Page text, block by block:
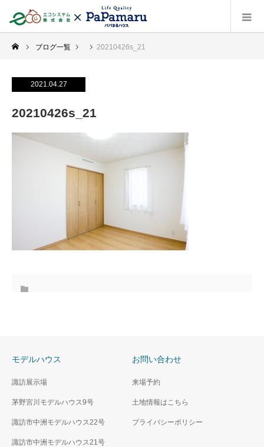
ブログ一覧 20210426s_21
2021.04.27
20210426s_21
モデルハウス
諏訪展示場
茅野宮川モデルハウス9号
諏訪市中洲モデルハウス22号
諏訪市中洲モデルハウス21号
お問い合わせ
来場予約
土地情報はこちら
プライバシーポリシー